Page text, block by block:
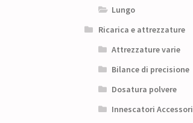
Lungo
Ricarica e attrezzature
Attrezzature varie
Bilance di precisione
Dosatura polvere
Innescatori Accessori